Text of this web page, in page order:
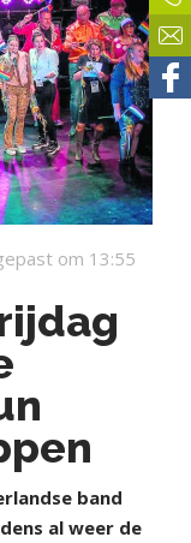
om 13:55
band
al weer de